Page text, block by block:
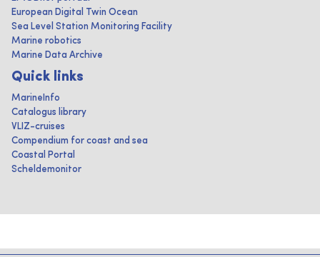
European Digital Twin Ocean
Sea Level Station Monitoring Facility
Marine robotics
Marine Data Archive
Quick links
MarineInfo
Catalogus library
VLIZ-cruises
Compendium for coast and sea
Coastal Portal
Scheldemonitor